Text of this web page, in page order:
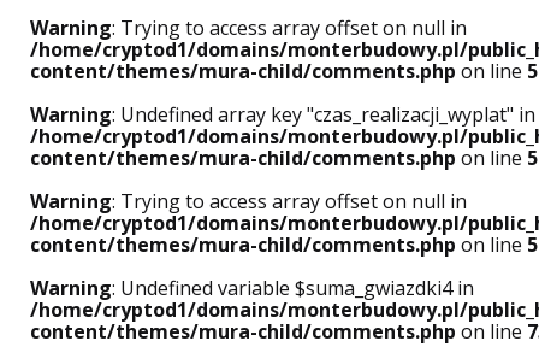
Warning: Trying to access array offset on null in
/home/cryptod1/domains/monterbudowy.pl/
content/themes/mura-child/comments.php on line
Warning: Undefined array key "czas_realizacji_wyplat" in
/home/cryptod1/domains/monterbudowy.pl/
content/themes/mura-child/comments.php on line
Warning: Trying to access array offset on null in
/home/cryptod1/domains/monterbudowy.pl/
content/themes/mura-child/comments.php on line
Warning: Undefined variable $suma_gwiazdki4 in
/home/cryptod1/domains/monterbudowy.pl/
content/themes/mura-child/comments.php on line